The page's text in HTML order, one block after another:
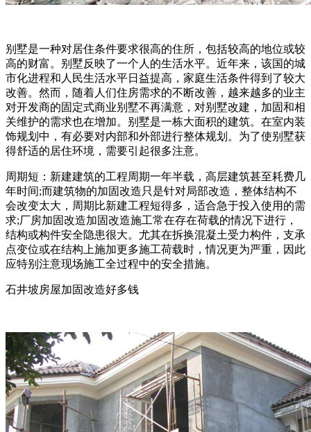
别墅是一种对居住条件要求很高的住所，包括较高的地位或较
高的财富。别墅反映了一个人的生活水平。近年来，该国的城
市化进程和人民生活水平日益提高，家庭生活条件得到了较大
改善。然而，随着人们住房需求的不断改善，越来越多的业主
对开发商的固定式商业别墅不再满意，对别墅改建，加固和相
关维护的需求也在增加。别墅是一栋大面积的建筑。在室内装
饰规划中，有必要对内部和外部进行整体规划。为了使别墅获
得舒适的居住环境，需要引起很多注意。
周期短：新建建筑的工程周期一年半载，高层建筑甚至耗费几
年时间;而建筑物的加固改造只是针对局部改造，整体结构不
会改变太大，周期比新建工程短得多，适合急于投入使用的需
求;厂房加固改造加固改造施工常在存在荷载的情况下进行，
结构或构件安全隐患很大。尤其在拆换混凝土受力构件，支承
点变位或在结构上施加更多施工荷载时，情况更为严重，因此
应特别注意现场施工全过程中的安全措施。
石井坡房屋加固改造好多钱